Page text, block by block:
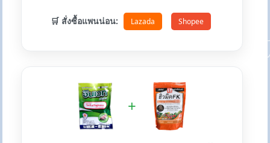
🛒 สั่งซื้อแพนน่อน: Lazada Shopee
+